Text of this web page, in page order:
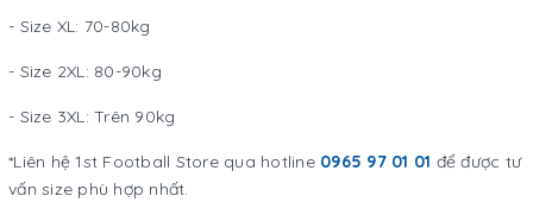
- Size XL: 70-80kg
- Size 2XL: 80-90kg
- Size 3XL: Trên 90kg
*Liên hệ 1st Football Store qua hotline 0965 97 01 01 để được tư
vấn size phù hợp nhất.